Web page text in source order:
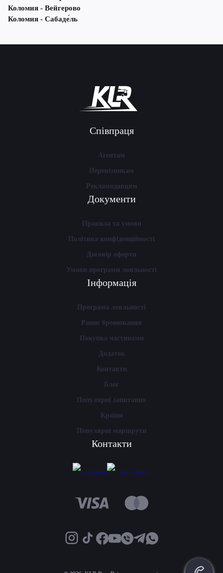
Коломия - Вейгерово
Коломия - Сабаде́ль
Співпраця
Агентам
Перевізникам
Рекламодавцям
Документи
Правила та умови
Політика конфіденційності
Договір оферти
Умови програми лояльності
Інформація
Програма лояльності
Раннє бронювання
Покупка частинами
Додаток
Контакти
Блог
Популярні запитання
Країни
Популярні маршрути
Контакти